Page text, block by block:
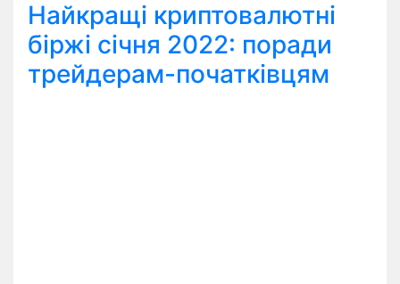
Найкращі криптовалютні
біржі січня 2022: поради
трейдерам-початківцям